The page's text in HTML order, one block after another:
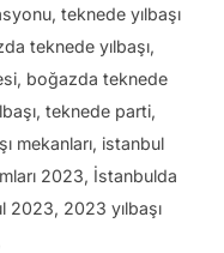
teknede yılbaşı
teknede yılbaşı,
boğazda teknede
teknede parti,
mekanları, istanbul
2023, İstanbulda
2023, 2023 yılbaşı